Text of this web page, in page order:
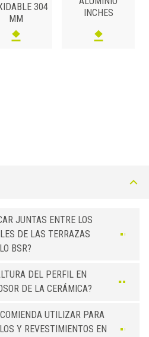
304
MM
INCHES
JUNTAS ENTRE LOS
DE LAS TERRAZAS
BSR?
DEL PERFIL EN
DE LA CERÁMICA?
UTILIZAR PARA
Y REVESTIMIENTOS EN